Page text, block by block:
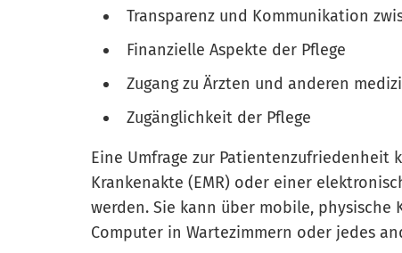
Transparenz und Kommunikation
Finanzielle Aspekte der Pflege
Zugang zu Ärzten und anderen
Zugänglichkeit der Pflege
Eine Umfrage zur
Krankenakte (EMR) oder einer
werden. Sie kann über mobile, physische
Computer in Wartezimmern oder jedes